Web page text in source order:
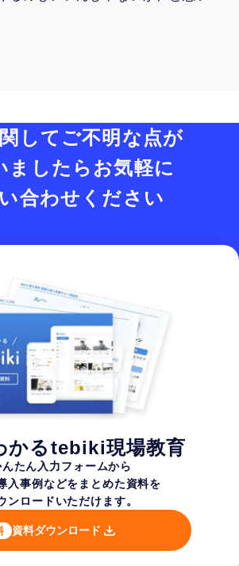
してご不明な点が
ましたら お気軽に
合わせください
かるtebiki現場教育
んたん入力フォームから
入事例などをまとめた資料を
ンロードいただけます。
資料ダウンロード